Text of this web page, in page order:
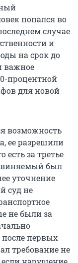
попался во
случае
и
на срок до
важное
процентной
для новой
возможность
ее разрешили
есть за третье
был
уточнение
суд не
не были за
после первых
требование не